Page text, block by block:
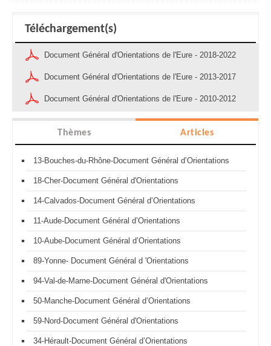
Téléchargement(s)
Document Général d'Orientations de l'Eure - 2018-2022
Document Général d'Orientations de l'Eure - 2013-2017
Document Général d'Orientations de l'Eure - 2010-2012
Thèmes Articles
13-Bouches-du-Rhône-Document Général d’Orientations
18-Cher-Document Général d'Orientations
14-Calvados-Document Général d’Orientations
11-Aude-Document Général d’Orientations
10-Aube-Document Général d’Orientations
89-Yonne- Document Général d 'Orientations
94-Val-de-Marne-Document Général d'Orientations
50-Manche-Document Général d’Orientations
59-Nord-Document Général d'Orientations
34-Hérault-Document Général d’Orientations